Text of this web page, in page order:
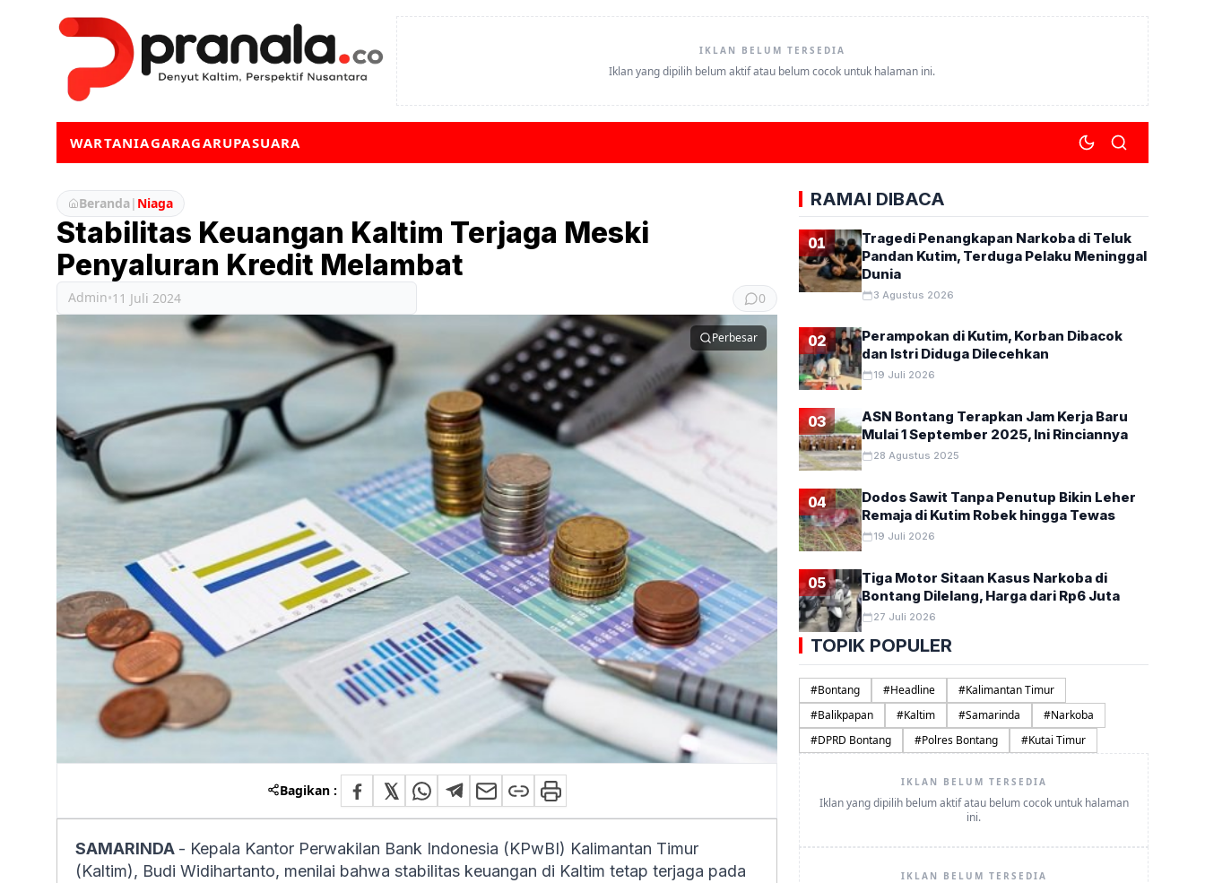
IKLAN BELUM TERSEDIA
Iklan yang dipilih belum aktif atau belum cocok untuk halaman ini.
WARTANIAGARAGARUPASUARA
Beranda| Niaga
Stabilitas Keuangan Kaltim Terjaga Meski
Penyaluran Kredit Melambat
Admin•11 Juli 2024 0
Perbesar
Bagikan :
SAMARINDA - Kepala Kantor Perwakilan Bank Indonesia (KPwBI) Kalimantan Timur
(Kaltim), Budi Widihartanto, menilai bahwa stabilitas keuangan di Kaltim tetap terjaga pada
RAMAI DIBACA
01
Tragedi Penangkapan Narkoba di Teluk
Pandan Kutim, Terduga Pelaku Meninggal
Dunia
3 Agustus 2026
02
Perampokan di Kutim, Korban Dibacok
dan Istri Diduga Dilecehkan
19 Juli 2026
03
ASN Bontang Terapkan Jam Kerja Baru
Mulai 1 September 2025, Ini Rinciannya
28 Agustus 2025
04
Dodos Sawit Tanpa Penutup Bikin Leher
Remaja di Kutim Robek hingga Tewas
19 Juli 2026
05
Tiga Motor Sitaan Kasus Narkoba di
Bontang Dilelang, Harga dari Rp6 Juta
27 Juli 2026
TOPIK POPULER
#Bontang #Headline #Kalimantan Timur
#Balikpapan #Kaltim #Samarinda #Narkoba
#DPRD Bontang #Polres Bontang #Kutai Timur
IKLAN BELUM TERSEDIA
Iklan yang dipilih belum aktif atau belum cocok untuk halaman
ini.
IKLAN BELUM TERSEDIA